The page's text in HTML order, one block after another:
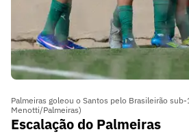
Palmeiras goleou o Santos pelo Brasileirão
Menotti/Palmeiras)
Escalação do Palmeiras